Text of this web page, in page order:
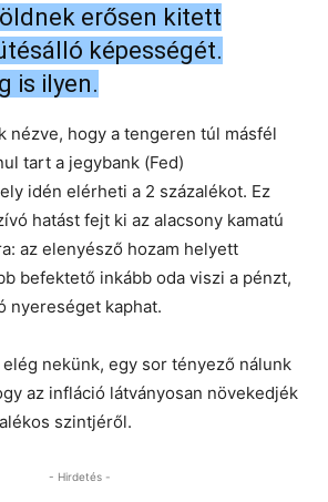
erősen kitett
képességét.
is ilyen.
nézve, hogy a tengeren túl másfél
tart a jegybank (Fed)
idén elérheti a 2 százalékot. Ez
hatást fejt ki az alacsony kamatú
az elenyésző hozam helyett
befektető inkább oda viszi a pénzt,
nyereséget kaphat.
nekünk, egy sor tényező nálunk
az infláció látványosan növekedjék
szintjéről.
- Hirdetés -